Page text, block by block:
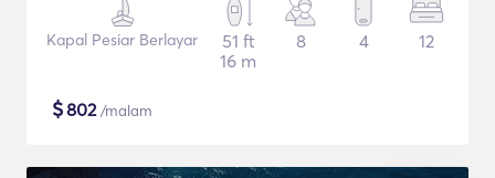
Kapal Pesiar Berlayar
51 ft
16 m
8 4 12
$802/malam